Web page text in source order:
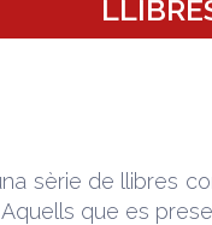
sèrie de llibres
que es